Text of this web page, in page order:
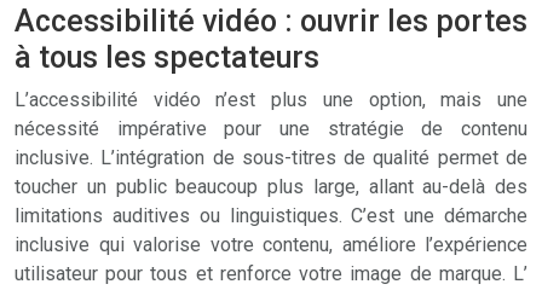
Accessibilité vidéo : ouvrir les portes
à tous les spectateurs
L’accessibilité vidéo n’est plus une option, mais une
nécessité impérative pour une stratégie de contenu
inclusive. L’intégration de sous-titres de qualité permet de
toucher un public beaucoup plus large, allant au-delà des
limitations auditives ou linguistiques. C’est une démarche
inclusive qui valorise votre contenu, améliore l’expérience
utilisateur pour tous et renforce votre image de marque. L’